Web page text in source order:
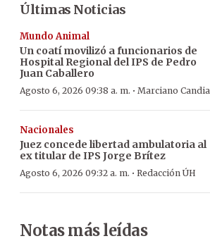
Últimas Noticias
Mundo Animal
Un coatí movilizó a funcionarios de
Hospital Regional del IPS de Pedro
Juan Caballero
Agosto 6, 2026 09:38 a. m. · Marciano Candia
Nacionales
Juez concede libertad ambulatoria al
ex titular de IPS Jorge Brítez
Agosto 6, 2026 09:32 a. m. · Redacción ÚH
Notas más leídas